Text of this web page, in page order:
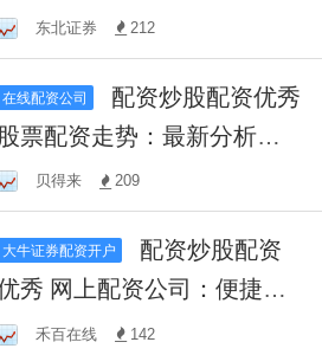
其合规性与用户评价
东北证券 212
在线配资公司
股票配资走势：最新分析与
来展望
贝得来 209
大牛证券配资开户
秀 网上配资公司：便捷融
新选择，助力投资者实现
禾百在线 142